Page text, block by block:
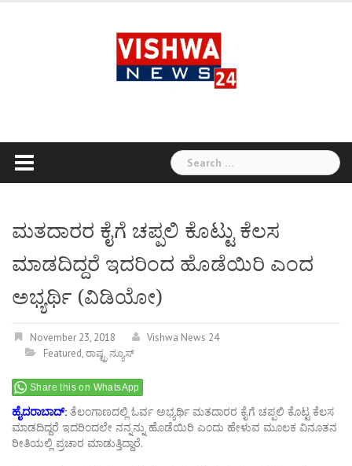
Search
for:
ಮತದಾರರ ಕೈಗೆ ಚಪ್ಪಲಿ ಕೊಟ್ಟು ಕೆಲಸ
ಮಾಡದಿದ್ದರೆ ಇದರಿಂದ ಹೊಡೆಯಿರಿ ಎಂದ
ಅಭ್ಯರ್ಥಿ (ವಿಡಿಯೋ)
November 23, 2018
Vishwa News 24
Featured,ರಾಷ್ಟ್ರ ನ್ಯೂಸ್
Share this on WhatsApp
ಹೈದರಾಬಾದ್: ತೆಲಂಗಾಣದಲ್ಲಿ ಓರ್ವ ಅಭ್ಯರ್ಥಿ ಮತದಾರರ ಕೈಗೆ ಚಪ್ಪಲಿ ಕೊಟ್ಟ ಕೆಲಸ
ಮಾಡದಿದ್ದರೆ ಇದರಿಂದಲೇ ನನ್ನನ್ನು ಹೊಡೆಯಿರಿ ಎಂದು ಹೇಳುವ ಮೂಲಕ ವಿನೂತನ
ರೀತಿಯಲ್ಲಿ ಪ್ರಚಾರ ಮಾಡುತ್ತಿದ್ದಾರೆ.